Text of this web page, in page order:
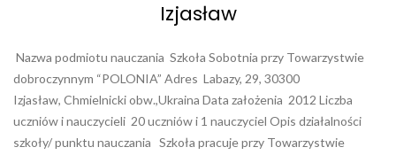
Izjasław
Nazwa podmiotu nauczania Szkoła Sobotnia przy Towarzystwie
dobroczynnym “POLONIA” Adres Labazy, 29, 30300
Izjasław, Chmielnicki obw.,Ukraina Data założenia 2012 Liczba
uczniów i nauczycieli 20 uczniów i 1 nauczyciel Opis działalności
szkoły/ punktu nauczania Szkoła pracuje przy Towarzystwie